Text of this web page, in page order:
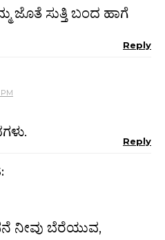
ಜೊತೆ ಸುತ್ತಿ ಬಂದ ಹಾಗೆ
Reply
Reply
ನೀವು ಬೆರೆಯುವ,